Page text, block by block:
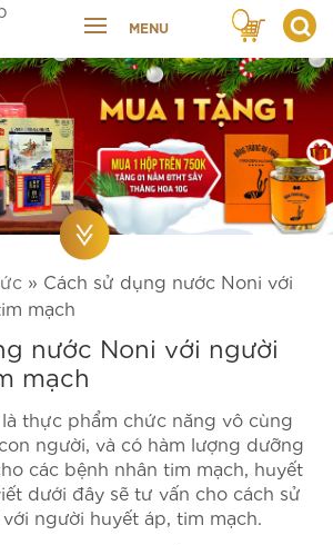
MENU
» Cách sử dụng nước Noni với
mạch
nước Noni với người
mạch
thực phẩm chức năng vô cùng
người, và có hàm lượng dưỡng
các bệnh nhân tim mạch, huyết
dưới đây sẽ tư vấn cho cách sử
người huyết áp, tim mạch.